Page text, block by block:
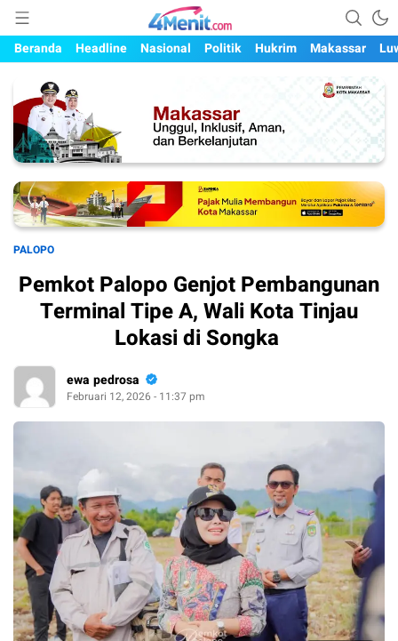
4menit.com
Mengungkap Kisah, Setiap Hari
Beranda
Headline Nasional Politik Hukrim Makassar
PALOPO
Pemkot Palopo Genjot Pembangunan
Terminal Tipe A, Wali Kota Tinjau
Lokasi di Songka
ewa pedrosa
Februari 12, 2026 - 11:37 pm